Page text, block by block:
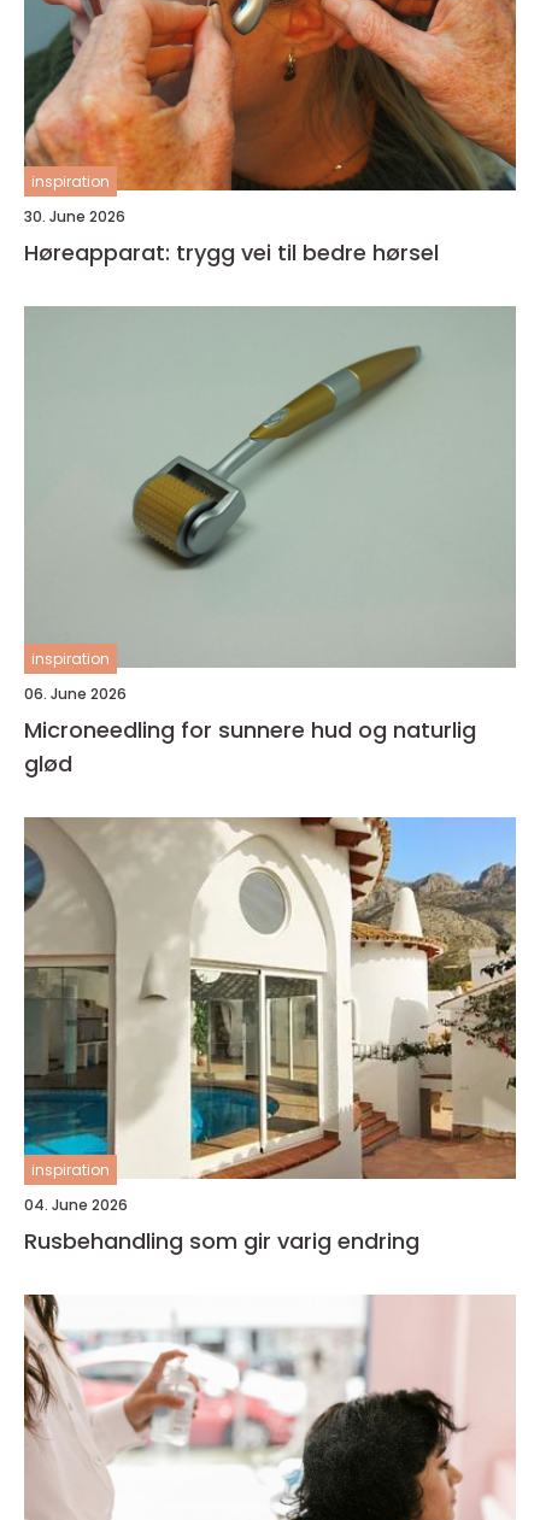
inspiration
30. June 2026
Høreapparat: trygg vei til bedre hørsel
inspiration
06. June 2026
Microneedling for sunnere hud og naturlig
glød
inspiration
04. June 2026
Rusbehandling som gir varig endring